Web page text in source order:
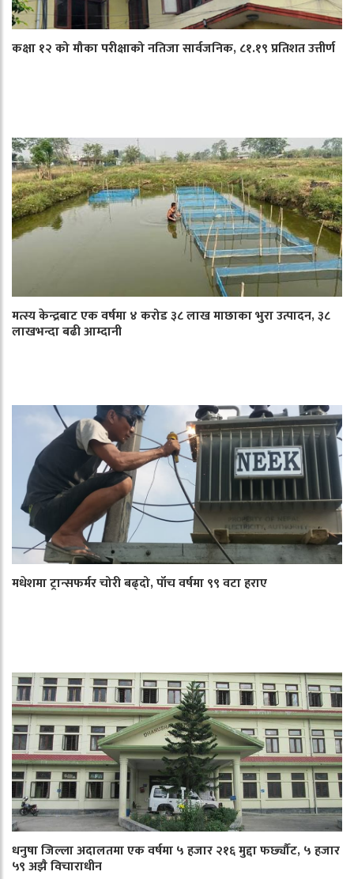
कक्षा १२ को मौका परीक्षाको नतिजा सार्वजनिक, ८१.१९ प्रतिशत उत्तीर्ण
मत्स्य केन्द्रबाट एक वर्षमा ४ करोड ३८ लाख माछाका भुरा उत्पादन, ३८
लाखभन्दा बढी आम्दानी
मधेशमा ट्रान्सफर्मर चोरी बढ्दो, पाँच वर्षमा ९९ वटा हराए
धनुषा जिल्ला अदालतमा एक वर्षमा ५ हजार २१६ मुद्दा फर्छ्यौट, ५ हजार
५९ अझै विचाराधीन